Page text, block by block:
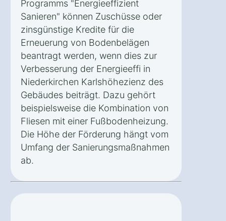
Programms "Energieeffizient
Sanieren" können Zuschüsse oder
zinsgünstige Kredite für die
Erneuerung von Bodenbelägen
beantragt werden, wenn dies zur
Verbesserung der Energieeffi in
Niederkirchen Karlshöhezienz des
Gebäudes beiträgt. Dazu gehört
beispielsweise die Kombination von
Fliesen mit einer Fußbodenheizung.
Die Höhe der Förderung hängt vom
Umfang der Sanierungsmaßnahmen
ab.